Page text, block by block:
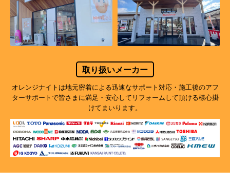
取り扱いメーカー
オレンジナイトは地元密着による迅速なサポート対応・施工後のアフ
ターサポートで皆さまに満足・安心してリフォームして頂ける様心掛
けてまいります。